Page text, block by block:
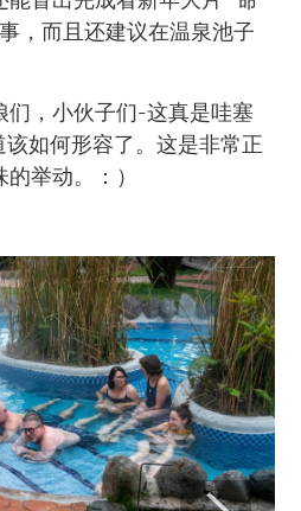
，而且还建议在温泉池子
们，小伙子们-这真是哇塞
如何形容了。这是非常正
举动。：）